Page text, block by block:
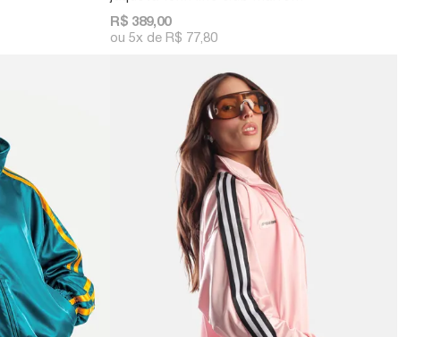
R$ 389,00
5x R$ 77,80